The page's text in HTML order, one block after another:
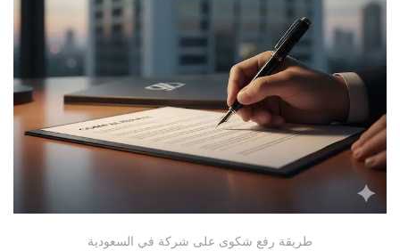
طريقة رفع شكوى على شركة في السعودية